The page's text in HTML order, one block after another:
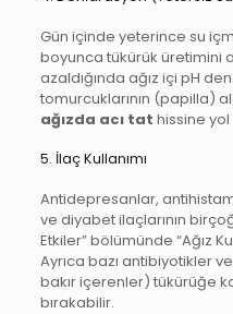
Gün içinde yeterince su
boyunca tükürük üretimini
azaldığında ağız içi pH
tomurcuklarının (papilla)
ağızda acı tat hissine
5. İlaç Kullanımı
Antidepresanlar,
ve diyabet ilaçlarının
Etkiler” bölümünde “Ağız
Ayrıca bazı antibiyotikler
bakır içerenler) tükürüğe
bırakabilir.